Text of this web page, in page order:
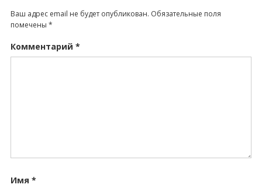
Ваш адрес email не будет опубликован. Обязательные поля
помечены *
Комментарий *
Имя *